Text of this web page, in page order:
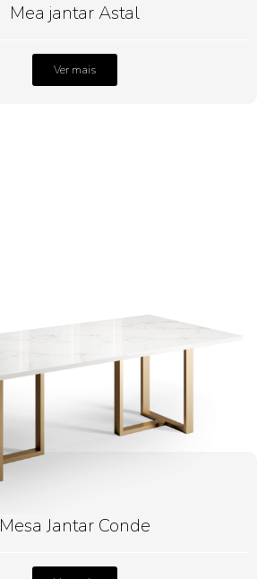
Mea jantar Astal
Ver mais
Mesa Jantar Conde